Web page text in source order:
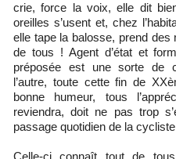
crie, force la voix, elle dit
oreilles s’usent et, chez
elle tape la balosse, prend
de tous ! Agent d’état et
préposée est une sorte de
l’autre, toute cette fin de
bonne humeur, tous
reviendra, doit ne pas trop
passage quotidien de la
Celle-ci connaît tout de